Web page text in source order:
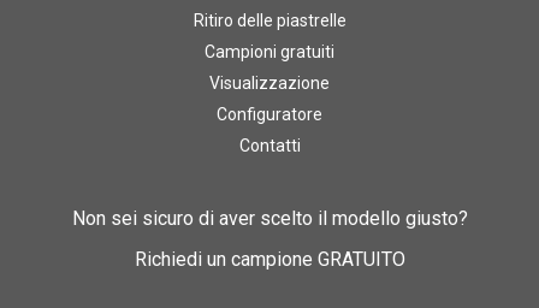
Ritiro delle piastrelle
Campioni gratuiti
Visualizzazione
Configuratore
Contatti
Non sei sicuro di aver scelto il modello giusto?
Richiedi un campione GRATUITO